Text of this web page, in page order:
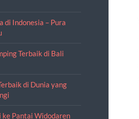
di Indonesia – Pura
Terbaik di Bali
di Dunia yang
ke Pantai Widodaren